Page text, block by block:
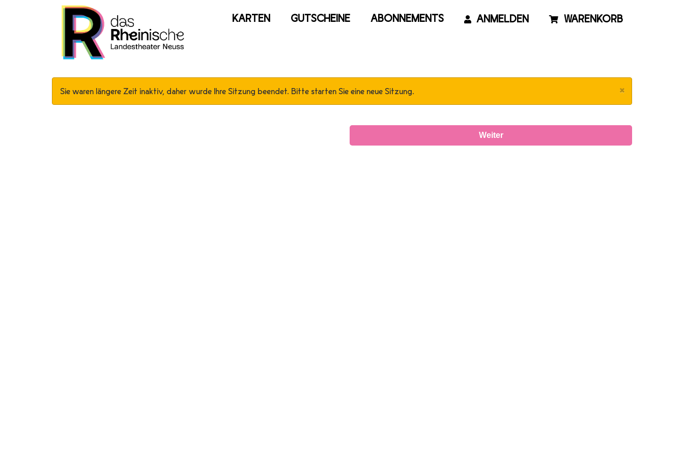
KARTEN GUTSCHEINE ABONNEMENTS ANMELDEN WARENKORB
×
Sie waren längere Zeit inaktiv, daher wurde Ihre Sitzung beendet. Bitte starten Sie eine neue Sitzung.
Weiter